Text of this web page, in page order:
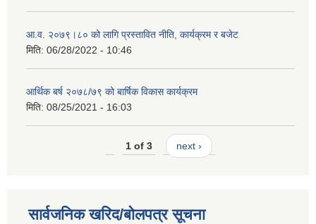
आ.व. २०७९।८० को लागि प्रस्तावित नीति, कार्यक्रम र बजेट
मिति: 06/28/2022 - 10:46
आर्थिक बर्ष २०७८/७९ को बार्षिक विकास कार्यक्रम
मिति: 08/25/2021 - 16:03
1 of 3 next ›
सार्वजनिक खरिद/बोलपत्र सूचना